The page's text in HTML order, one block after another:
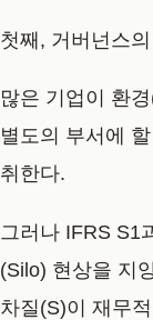
첫째, 거버넌스
많은 기업이 환
별도의 부서에
취한다.
그러나 IFRS S1
(Silo) 현상을 지
차질(S)이 재무